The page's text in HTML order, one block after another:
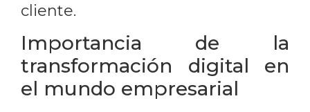
cliente.
Importancia de la
transformación digital en
el mundo empresarial